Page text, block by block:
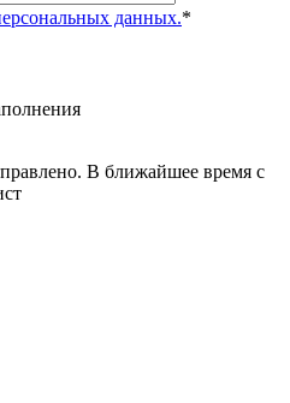
данных.*
В ближайшее время с